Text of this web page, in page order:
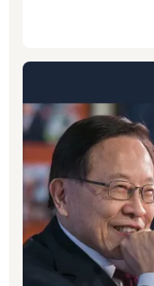
「讀一流書，做
台灣發展與世界
觀念推動進步
新知，也留下跨